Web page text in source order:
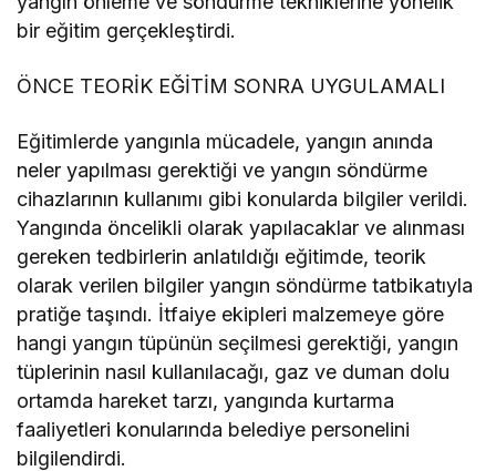
bir eğitim gerçekleştirdi.
ÖNCE TEORİK EĞİTİM SONRA UYGULAMALI
Eğitimlerde yangınla mücadele, yangın anında
neler yapılması gerektiği ve yangın söndürme
cihazlarının kullanımı gibi konularda bilgiler verildi.
Yangında öncelikli olarak yapılacaklar ve alınması
gereken tedbirlerin anlatıldığı eğitimde, teorik
olarak verilen bilgiler yangın söndürme tatbikatıyla
pratiğe taşındı. İtfaiye ekipleri malzemeye göre
hangi yangın tüpünün seçilmesi gerektiği, yangın
tüplerinin nasıl kullanılacağı, gaz ve duman dolu
ortamda hareket tarzı, yangında kurtarma
faaliyetleri konularında belediye personelini
bilgilendirdi.